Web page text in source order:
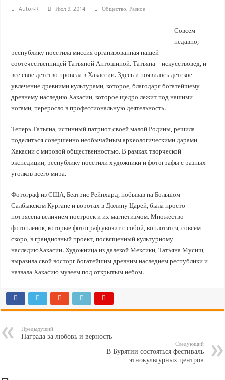
В России «индекс блинов» вырос за год на 7%
Граждане РФ могут получить дополнительный выходной для
В Казахстане обнаружили фирму, которая незаконно продавала зерно
«Автостат» отмечает подорожание подержанных автомобилей несколько
Autor-R Июл 9, 2014 Общество,Разное
Совсем
недавно,
республику посетила миссия организованная нашей
соотечественницей Татьяной Антошиной. Татьяна – искусствовед, и
все свое детство провела в Хакассии. Здесь и появилось детское
увлечение древними культурами, которое, благодаря богатейшему
древнему наследию Хакасии, которое щедро лежит под нашими
ногами, переросло в профессиональную деятельность.
Теперь Татьяна, истинный патриот своей малой Родины, решила
поделиться совершенно необычайным археологическими дарами
Хакасии с мировой общественностью. В рамках творческой
экспедиции, республику посетили художники и фотографы с разных
уголков всего мира.
Фотограф из США, Беатрис Рейнхард, побывав на Большом
Салбыкском Кургане и воротах в Долину Царей, была просто
потрясена величием построек и их магнетизмом. Множество
фотопленок, которые фотограф увозит с собой, воплотятся, совсем
скоро, в грандиозный проект, посвященный культурному
наследиюХакасии. Художница из далекой Мексики, Татьяна Мусиш,
выразила свой восторг богатейшим древним наследием республики и
назвала Хакасию музеем под открытым небом.
Предыдущий
Награда за любовь и верность
Следующий
В Бурятии состояться фестиваль
этнокультурных центров